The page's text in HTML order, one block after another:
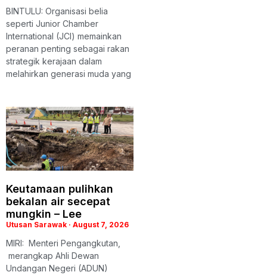
BINTULU: Organisasi belia
seperti Junior Chamber
International (JCI) memainkan
peranan penting sebagai rakan
strategik kerajaan dalam
melahirkan generasi muda yang
Keutamaan pulihkan
bekalan air secepat
mungkin – Lee
Utusan Sarawak August 7, 2026
MIRI: Menteri Pengangkutan,
merangkap Ahli Dewan
Undangan Negeri (ADUN)